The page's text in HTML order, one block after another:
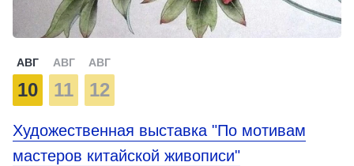
АВГ
10
АВГ
11
АВГ
12
Художественная выставка "По мотивам
мастеров китайской живописи"